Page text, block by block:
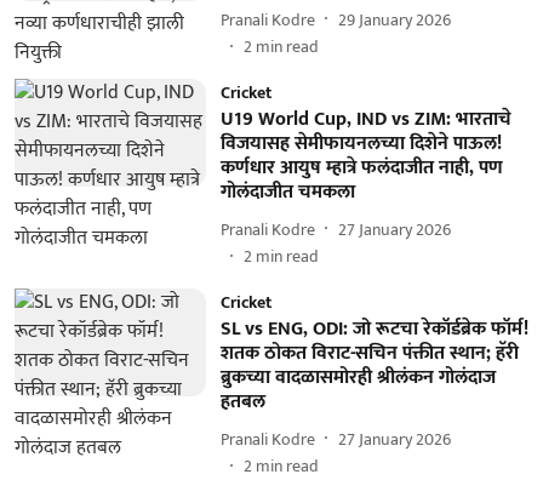
Pranali Kodre
29 January 2026
2min read
Cricket
U19 World Cup, IND vs ZIM: भारताचे
विजयासह सेमीफायनलच्या दिशेने पाऊल!
कर्णधार आयुष म्हात्रे फलंदाजीत नाही, पण
गोलंदाजीत चमकला
Pranali Kodre
27 January 2026
2min read
Cricket
SL vs ENG, ODI: जो रूटचा रेकॉर्डब्रेक फॉर्म!
शतक ठोकत विराट-सचिन पंक्तीत स्थान; हॅरी
ब्रुकच्या वादळासमोरही श्रीलंकन गोलंदाज
हतबल
Pranali Kodre
27 January 2026
2min read